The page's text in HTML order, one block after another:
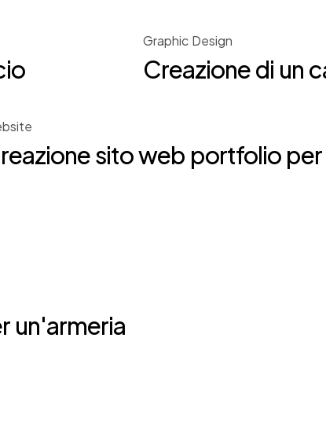
Graphic Design
Creazione di un
sito web portfolio
un'armeria